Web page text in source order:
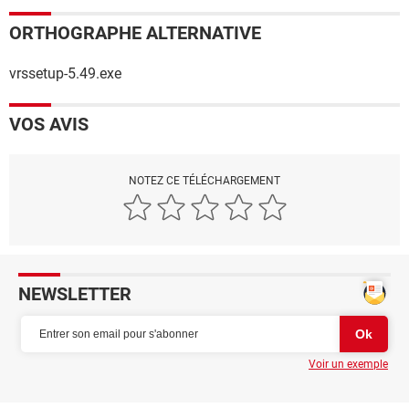
ORTHOGRAPHE ALTERNATIVE
vrssetup-5.49.exe
VOS AVIS
NOTEZ CE TÉLÉCHARGEMENT
NEWSLETTER
Voir un exemple